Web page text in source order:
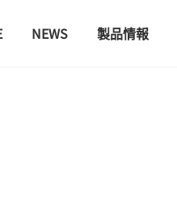
NEWS 製品情報